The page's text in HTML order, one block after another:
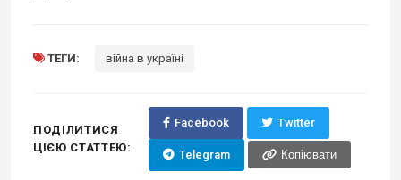
ТЕГИ: війна в україні
ПОДІЛИТИСЯ
ЦІЄЮ СТАТТЕЮ:
Facebook Twitter
Telegram Копіювати